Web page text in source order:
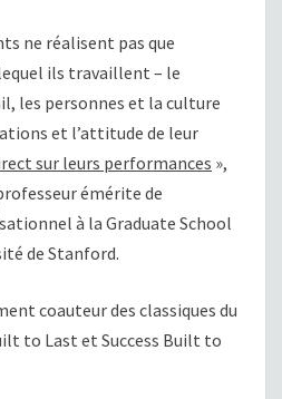
ne réalisent pas que
ils travaillent – le
les personnes et la culture
et l’attitude de leur
sur leurs performances »,
émérite de
à la Graduate School
de Stanford.
coauteur des classiques du
to Last et Success Built to